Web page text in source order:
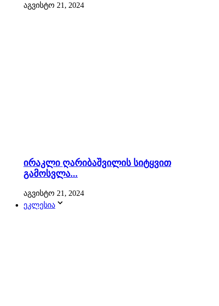
აგვისტო 21, 2024
ირაკლი ღარიბაშვილის სიტყვით
გამოსვლა...
აგვისტო 21, 2024
ეკლესია